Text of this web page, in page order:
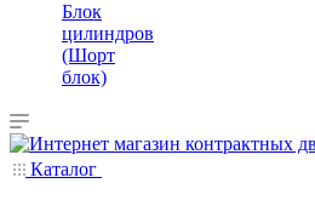
Блок
цилиндров
(Шорт
блок)
Каталог